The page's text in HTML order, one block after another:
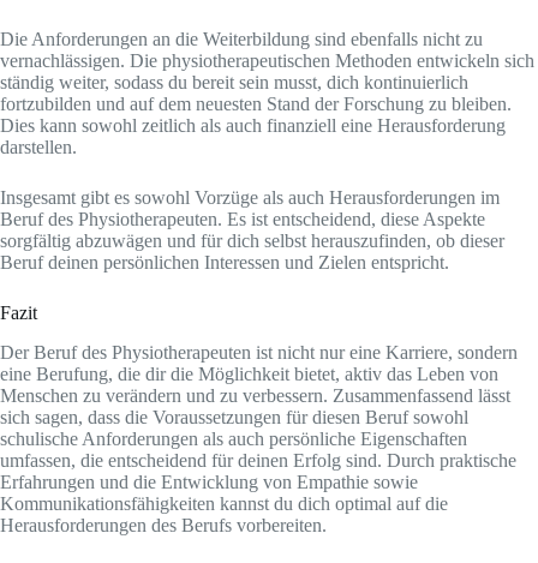
Die Anforderungen an die Weiterbildung sind ebenfalls nicht zu
vernachlässigen. Die physiotherapeutischen Methoden entwickeln sich
ständig weiter, sodass du bereit sein musst, dich kontinuierlich
fortzubilden und auf dem neuesten Stand der Forschung zu bleiben.
Dies kann sowohl zeitlich als auch finanziell eine Herausforderung
darstellen.
Insgesamt gibt es sowohl Vorzüge als auch Herausforderungen im
Beruf des Physiotherapeuten. Es ist entscheidend, diese Aspekte
sorgfältig abzuwägen und für dich selbst herauszufinden, ob dieser
Beruf deinen persönlichen Interessen und Zielen entspricht.
Fazit
Der Beruf des Physiotherapeuten ist nicht nur eine Karriere, sondern
eine Berufung, die dir die Möglichkeit bietet, aktiv das Leben von
Menschen zu verändern und zu verbessern. Zusammenfassend lässt
sich sagen, dass die Voraussetzungen für diesen Beruf sowohl
schulische Anforderungen als auch persönliche Eigenschaften
umfassen, die entscheidend für deinen Erfolg sind. Durch praktische
Erfahrungen und die Entwicklung von Empathie sowie
Kommunikationsfähigkeiten kannst du dich optimal auf die
Herausforderungen des Berufs vorbereiten.